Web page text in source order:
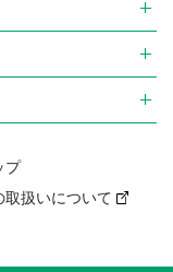
を伝える目的
サイト上で使
する写真・動画
いよう配慮しま
写真・動画とあ
プ
取扱いについて